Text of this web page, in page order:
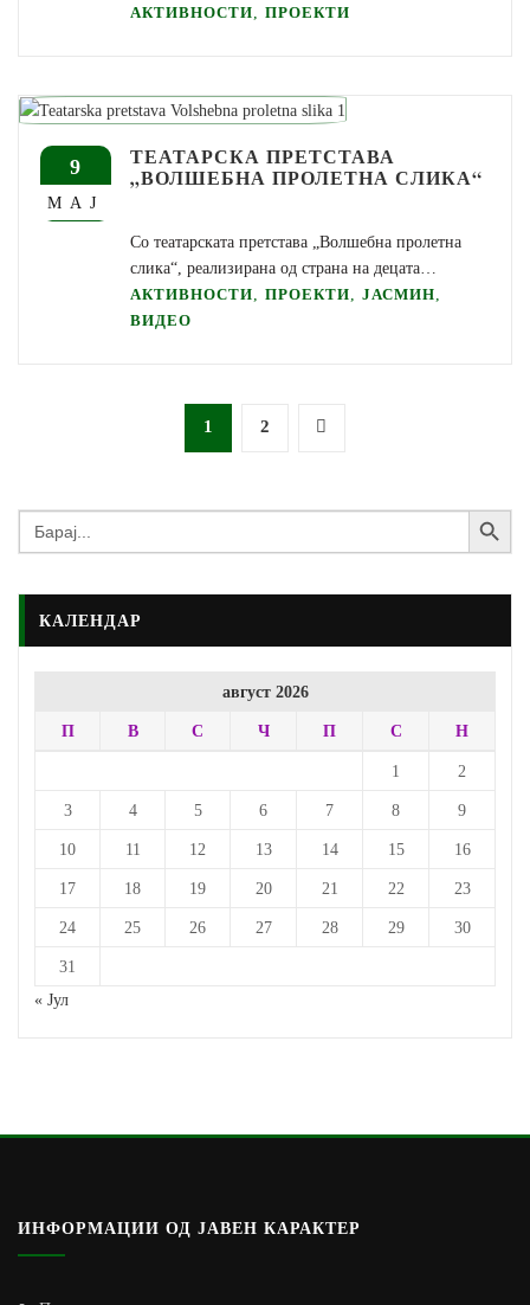
АКТИВНОСТИ ,ПРОЕКТИ
9
МАЈ
ТЕАТАРСКА ПРЕТСТАВА
„ВОЛШЕБНА ПРОЛЕТНА СЛИКА“
Со театарската претстава „Волшебна пролетна
слика“, реализирана од страна на децата…
АКТИВНОСТИ,ПРОЕКТИ,ЈАСМИН,
ВИДЕО
1 2
Search
for:
Search Button
КАЛЕНДАР
август 2026
П В С Ч П С Н
1 2
3 4 5 6 7 8 9
10 11 12 13 14 15 16
17 18 19 20 21 22 23
24 25 26 27 28 29 30
31
« Јул
ИНФОРМАЦИИ ОД ЈАВЕН КАРАКТЕР